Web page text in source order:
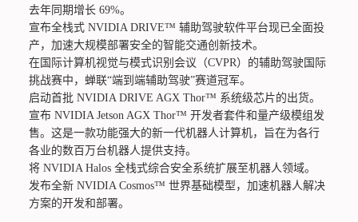
去年同期增长 69%。
宣布全栈式 NVIDIA DRIVE™ 辅助驾驶软件平台现已全面投
产，加速大规模部署安全的智能交通创新技术。
在国际计算机视觉与模式识别会议（CVPR）的辅助驾驶国际
挑战赛中，蝉联“端到端辅助驾驶”赛道冠军。
启动首批 NVIDIA DRIVE AGX Thor™ 系统级芯片的出货。
宣布 NVIDIA Jetson AGX Thor™ 开发者套件和量产级模组发
售。这是一款功能强大的新一代机器人计算机，旨在为各行
各业的数百万台机器人提供支持。
将 NVIDIA Halos 全栈式综合安全系统扩展至机器人领域。
发布全新 NVIDIA Cosmos™ 世界基础模型，加速机器人解决
方案的开发和部署。